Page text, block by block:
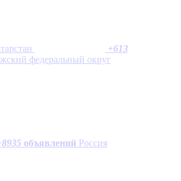
+613
федеральный округ
8935 объявлений Россия